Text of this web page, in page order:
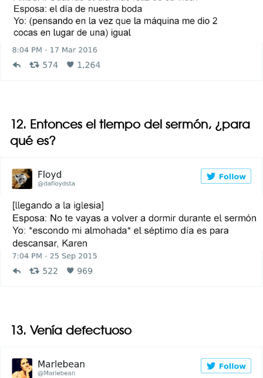
12. Entonces el tiempo del sermón, ¿para
qué es?
13. Venía defectuoso